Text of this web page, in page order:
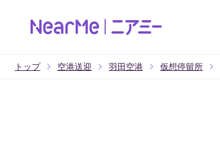
トップ 空港送迎 羽田空港 仮想停留所